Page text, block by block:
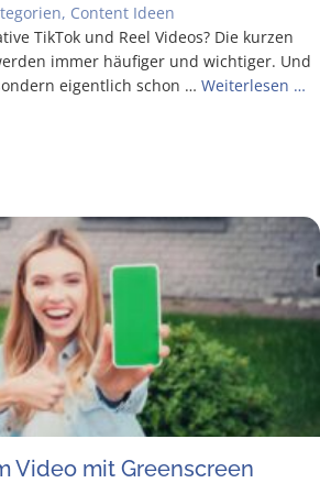
, Content Ideen
Tik­Tok und Reel Vide­os? Die kur­zen
immer häu­fi­ger und wich­ti­ger. Und
eigent­lich schon … Wei­ter­le­sen …
Video mit Greenscreen